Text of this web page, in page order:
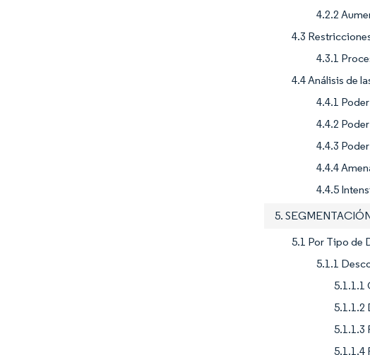
4.2.2
4.3
4.3.1
4.4 Análisis de
4.4.1
4.4.2
4.4.3
4.4.4
4.4.5
5.
5.1 Por Tipo de
5.1.1
5.1.1.1
5.1.1.2
5.1.1.3
5.1.1.4